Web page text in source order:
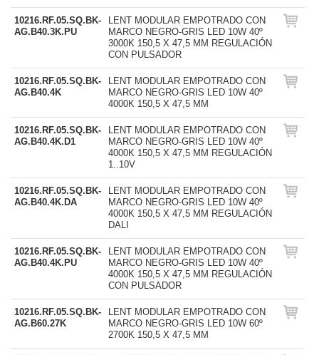
10216.RF.05.SQ.BK-
AG.B40.3K.PU
LENT MODULAR EMPOTRADO CON
MARCO NEGRO-GRIS LED 10W 40º
3000K 150,5 X 47,5 MM REGULACIÓN
CON PULSADOR
10216.RF.05.SQ.BK-
AG.B40.4K
LENT MODULAR EMPOTRADO CON
MARCO NEGRO-GRIS LED 10W 40º
4000K 150,5 X 47,5 MM
10216.RF.05.SQ.BK-
AG.B40.4K.D1
LENT MODULAR EMPOTRADO CON
MARCO NEGRO-GRIS LED 10W 40º
4000K 150,5 X 47,5 MM REGULACIÓN
1..10V
10216.RF.05.SQ.BK-
AG.B40.4K.DA
LENT MODULAR EMPOTRADO CON
MARCO NEGRO-GRIS LED 10W 40º
4000K 150,5 X 47,5 MM REGULACIÓN
DALI
10216.RF.05.SQ.BK-
AG.B40.4K.PU
LENT MODULAR EMPOTRADO CON
MARCO NEGRO-GRIS LED 10W 40º
4000K 150,5 X 47,5 MM REGULACIÓN
CON PULSADOR
10216.RF.05.SQ.BK-
AG.B60.27K
LENT MODULAR EMPOTRADO CON
MARCO NEGRO-GRIS LED 10W 60º
2700K 150,5 X 47,5 MM